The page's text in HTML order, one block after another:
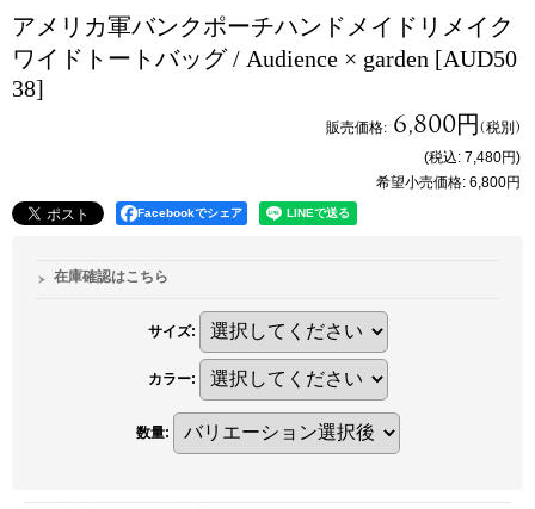
アメリカ軍バンクポーチハンドメイドリメイク
ワイドトートバッグ / Audience × garden [AUD50
38]
販売価格: 6,800円(税別)
(税込: 7,480円)
希望小売価格: 6,800円
Facebookでシェア
在庫確認はこちら
サイズ:
カラー:
数量: